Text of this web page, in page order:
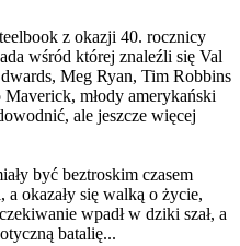
z okazji 40. rocznicy
wśród której znaleźli się Val
Meg Ryan, Tim Robbins
młody amerykański
ale jeszcze więcej
być beztroskim czasem
a okazały się walką o życie,
wpadł w dziki szał, a
batalię...